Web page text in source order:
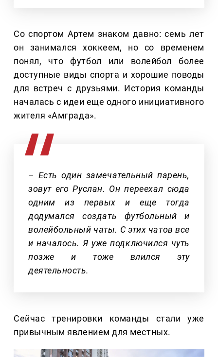
Со спортом Артем знаком давно: семь лет
он занимался хоккеем, но со временем
понял, что футбол или волейбол более
доступные виды спорта и хорошие поводы
для встреч с друзьями. История команды
началась с идеи еще одного инициативного
жителя «Амграда».
– Есть один замечательный парень,
зовут его Руслан. Он переехал сюда
одним из первых и еще тогда
додумался создать футбольный и
волейбольный чаты. С этих чатов все
и началось. Я уже подключился чуть
позже и тоже влился эту
деятельность.
Сейчас тренировки команды стали уже
привычным явлением для местных.